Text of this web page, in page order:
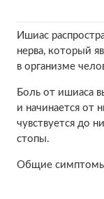
Ишиас
нерва, который
в организме
Боль от ишиаса
и начинается от
чувствуется до
стопы.
Общие